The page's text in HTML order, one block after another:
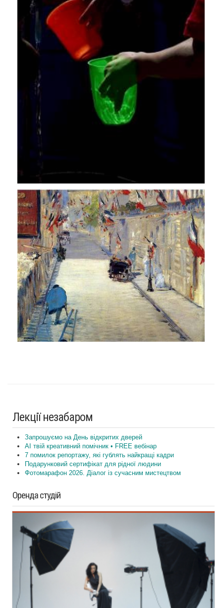
Лекції незабаром
Запрошуємо на День відкритих дверей
AI твій креативний помічник • FREE вебінар
7 помилок репортажу, які гублять найкращі кадри
Подарунковий сертифікат для рідної людини
Фотомарафон 2026. Діалог із сучасним мистецтвом
Оренда студій